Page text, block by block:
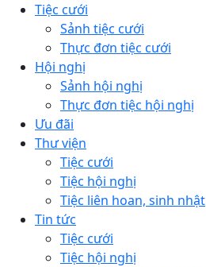
Tiệc cưới
Sảnh tiệc cưới
Thực đơn tiệc cưới
Hội nghị
Sảnh hội nghị
Thực đơn tiệc hội nghị
Ưu đãi
Thư viện
Tiệc cưới
Tiệc hội nghị
Tiệc liên hoan, sinh nhật
Tin tức
Tiệc cưới
Tiệc hội nghị